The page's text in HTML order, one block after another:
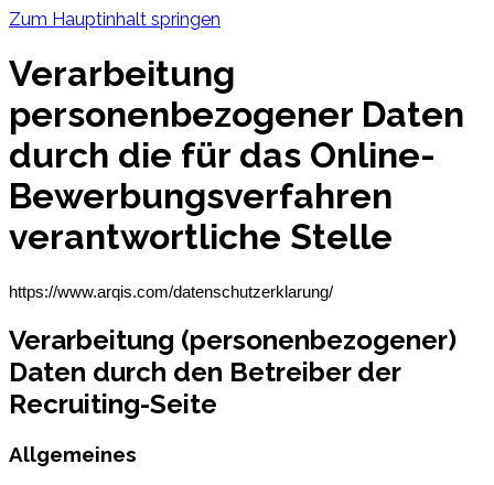
Zum Hauptinhalt springen
Verarbeitung
personenbezogener Daten
durch die für das Online-
Bewerbungsverfahren
verantwortliche Stelle
https://www.arqis.com/datenschutzerklarung/
Verarbeitung (personenbezogener)
Daten durch den Betreiber der
Recruiting-Seite
Allgemeines